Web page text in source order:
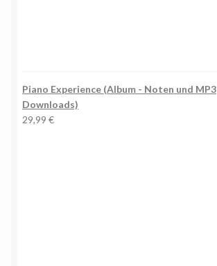
Piano Experience (Album - Noten und MP3
Downloads)
29,99 €